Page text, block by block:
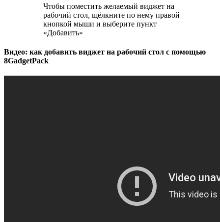
Чтобы поместить желаемый виджет на
рабочий стол, щёлкните по нему правой
кнопкой мыши и выберите пункт
«Добавить»
Видео: как добавить виджет на рабочий стол с помощью
8GadgetPack